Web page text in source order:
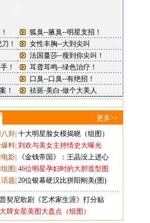
更多>>
卦 十大明星脸女模揭晓（组图）
爆料 刘欢与美女主持情史大曝光
影
《金钱帝国》：王晶没上进心
图 46位明星孕妇时的大胆造型图
题 20位银幕硬汉比拼阳刚美(图)
契尼歌剧《艺术家生涯》打分贴
牌女星美图大盘点（组图）